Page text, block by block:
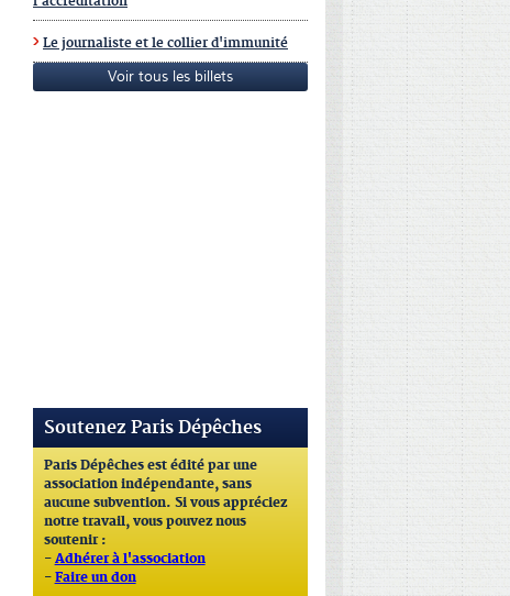
Le journaliste et le collier d'immunité
Voir tous les billets
Soutenez Paris Dépêches
Paris Dépêches est édité par une
association indépendante, sans
aucune subvention. Si vous appréciez
notre travail, vous pouvez nous
soutenir :
- Adhérer à l'association
- Faire un don